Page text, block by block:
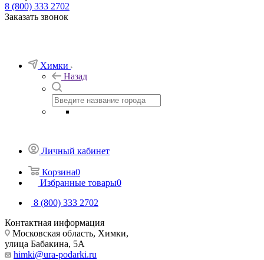
8 (800) 333 2702
Заказать звонок
Химки
Назад
Личный кабинет
Корзина0
Избранные товары0
8 (800) 333 2702
Контактная информация
Московская область, Химки,
улица Бабакина, 5А
himki@ura-podarki.ru